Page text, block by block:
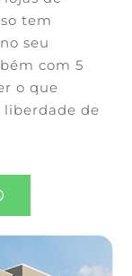
tem
seu
com 5
o que
liberdade de